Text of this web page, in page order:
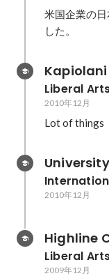
米国企業の
した。
Liberal
2010年12月
Lot of things
2010年12月
Highline
Liberal
2009年12月